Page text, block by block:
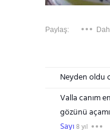
Paylaş:
Neyden oldu
Valla canım
gözünü
Sayı8 yıl